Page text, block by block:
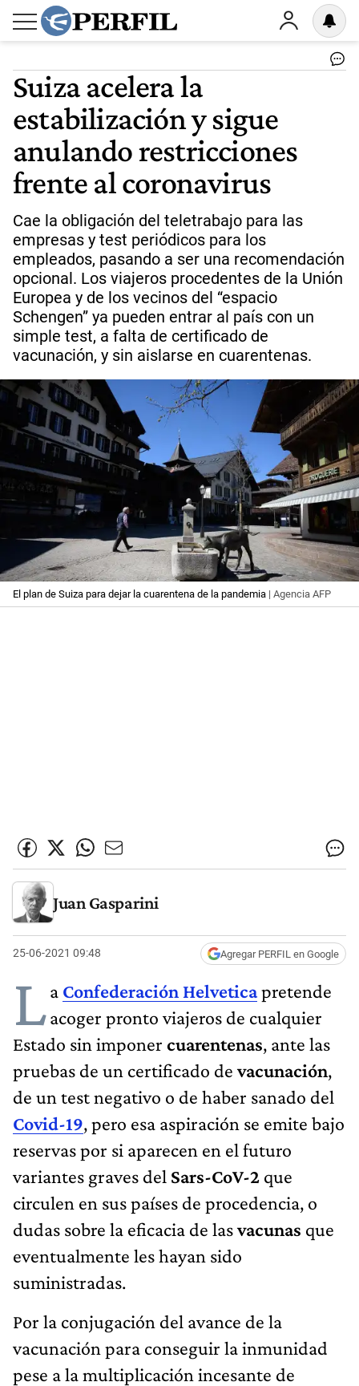
Suiza acelera la
estabilización y sigue
anulando restricciones
frente al coronavirus
Cae la obligación del teletrabajo para las
empresas y test periódicos para los
empleados, pasando a ser una recomendación
opcional. Los viajeros procedentes de la Unión
Europea y de los vecinos del “espacio
Schengen” ya pueden entrar al país con un
simple test, a falta de certificado de
vacunación, y sin aislarse en cuarentenas.
El plan de Suiza para dejar la cuarentena de la pandemia | Agencia AFP
Juan Gasparini
25-06-2021 09:48 Agregar PERFIL en Google
La Confederación Helveticapretende
acoger pronto viajeros de cualquier
Estado sin imponer cuarentenas, ante las
pruebas de un certificado devacunación,
de un test negativo o de haber sanado del
Covid-19, pero esa aspiración se emite bajo
reservas por si aparecen en el futuro
variantes graves del Sars-CoV-2 que
circulen en sus países de procedencia, o
dudas sobre la eficacia de lasvacunas que
eventualmente les hayan sido
suministradas.
Por la conjugación del avance de la
vacunación para conseguir la inmunidad
pese a la multiplicación incesante de